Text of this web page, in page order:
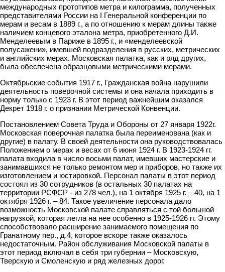
международных прототипов метра и килограмма, полученных
представителями России на I Генеральной конференции по
мерам и весам в 1889 г., а по отношению к мерам длины также
наличием концевого эталона метра, приобретенного Д.И.
Менделеевым в Париже в 1895 г., и «менделеевской
полусажени», имевшей подразделения в русских, метрических
и английских мерах. Московская палатка, как и ряд других,
была обеспечена образцовыми метрическими мерами.
Октябрьские события 1917 г., Гражданская война нарушили
деятельность поверочной системы и она начала приходить в
норму только с 1923 г. В этот период важнейшим оказался
Декрет 1918 г. о признании Метрической Конвенции.
Постановлением Совета Труда и Обороны от 27 января 1922г.
Московская поверочная палатка была переименована (как и
другие) в палату. В своей деятельности она руководствовалась
Положением о мерах и весах от 6 июня 1924 г. В 1923-1924 гг.
палата входила в число восьми палат, имевших мастерские и
занимавшихся не только ремонтом мер и приборов, но также их
изготовлением и юстировкой. Персонал палаты в этот период
состоял из 30 сотрудников (в остальных 30 палатах на
территории РСФСР - из 278 чел.), на 1 октября 1925 г. – 40, на 1
октября 1926 г. – 84. Такое увеличение персонала дало
возможность Московской палате справляться с той большой
нагрузкой, которая легла на нее особенно в 1925-1926 гг. Этому
способствовало расширение занимаемого помещения по
Гранатному пер., д.4, которое вскоре также оказалось
недостаточным. Район обслуживания Московской палаты в
этот период включал в себя три губернии – Московскую,
Тверскую и Смоленскую и ряд железных дорог.